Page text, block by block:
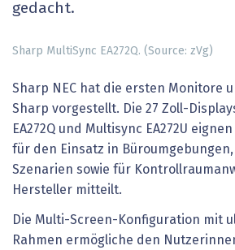
gedacht.
Sharp MultiSync EA272Q. (Source: zVg)
Sharp NEC hat die ersten Monitore
Sharp vorgestellt. Die 27 Zoll-
EA272Q und Multisync EA272U
für den Einsatz in
Szenarien sowie für
Hersteller mitteilt.
Die Multi-Screen-Konfiguration mit
Rahmen ermögliche den